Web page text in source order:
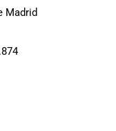
Madrid